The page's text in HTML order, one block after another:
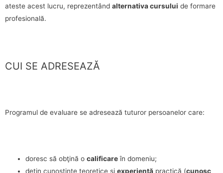
ateste acest lucru, reprezentând alternativa cursului de formare
profesională.
CUI SE ADRESEAZĂ
Programul de evaluare se adresează tuturor persoanelor care:
doresc să obţină ocalificareîn domeniu;
dețin cunoștințe teoretice siexperienţă practică (cunosc